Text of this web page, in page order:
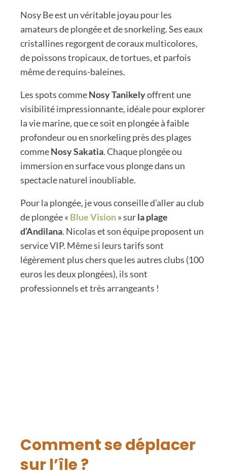
Nosy Be est un véritable joyau pour les
amateurs de plongée et de snorkeling. Ses eaux
cristallines regorgent de coraux multicolores,
de poissons tropicaux, de tortues, et parfois
même de requins-baleines.
Les spots commeNosy Tanikelyoffrent une
visibilité impressionnante, idéale pour explorer
la vie marine, que ce soit en plongée à faible
profondeur ou en snorkeling près des plages
commeNosy Sakatia. Chaque plongée ou
immersion en surface vous plonge dans un
spectacle naturel inoubliable.
Pour la plongée, je vous conseille d’aller au club
de plongée « Blue Vision» surla plage
d’Andilana. Nicolas et son équipe proposent un
service VIP. Même si leurs tarifs sont
légèrement plus chers que les autres clubs (100
euros les deux plongées), ils sont
professionnels et très arrangeants !
Comment se déplacer
sur l’île ?